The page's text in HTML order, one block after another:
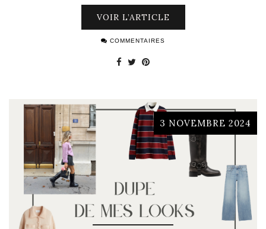
VOIR L’ARTICLE
COMMENTAIRES
3 NOVEMBRE 2024